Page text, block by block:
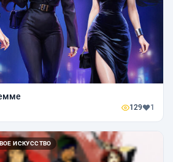
129 1
ИСКУССТВО